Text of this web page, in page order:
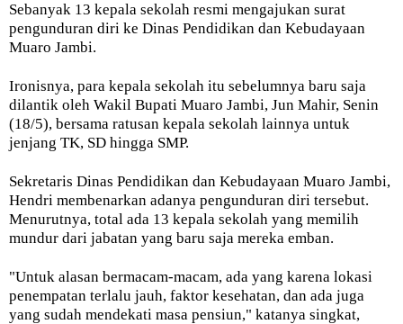
Sebanyak 13 kepala sekolah resmi mengajukan surat
pengunduran diri ke Dinas Pendidikan dan Kebudayaan
Muaro Jambi.
Ironisnya, para kepala sekolah itu sebelumnya baru saja
dilantik oleh Wakil Bupati Muaro Jambi, Jun Mahir, Senin
(18/5), bersama ratusan kepala sekolah lainnya untuk
jenjang TK, SD hingga SMP.
Sekretaris Dinas Pendidikan dan Kebudayaan Muaro Jambi,
Hendri membenarkan adanya pengunduran diri tersebut.
Menurutnya, total ada 13 kepala sekolah yang memilih
mundur dari jabatan yang baru saja mereka emban.
"Untuk alasan bermacam-macam, ada yang karena lokasi
penempatan terlalu jauh, faktor kesehatan, dan ada juga
yang sudah mendekati masa pensiun," katanya singkat,